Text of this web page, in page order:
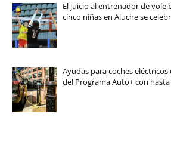
El juicio al entrenador de
cinco niñas en Aluche se
Ayudas para coches
del Programa Auto+ con